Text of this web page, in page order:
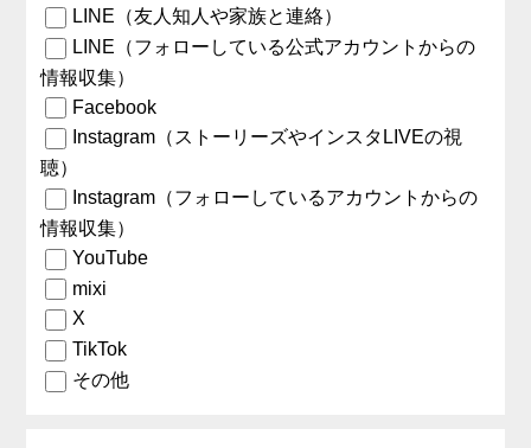
LINE（友人知人や家族と連絡）
LINE（フォローしている公式アカウントからの
情報収集）
Facebook
Instagram（ストーリーズやインスタLIVEの視
聴）
Instagram（フォローしているアカウントからの
情報収集）
YouTube
mixi
X
TikTok
その他